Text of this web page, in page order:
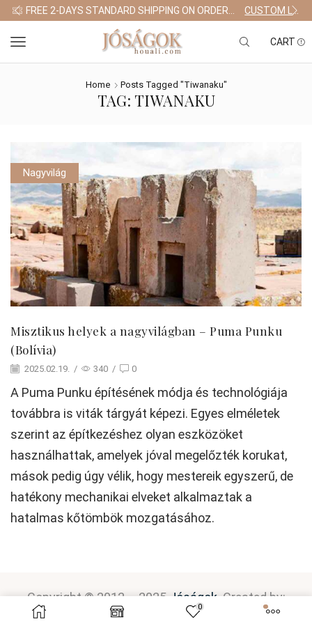
CUSTOM LINK
CART
Home Posts Tagged "Tiwanaku"
TAG: TIWANAKU
Nagyvilág
Misztikus helyek a nagyvilágban – Puma Punku
(Bolívia)
2025.02.19. / 340 / 0
A Puma Punku építésének módja és technológiája
továbbra is viták tárgyát képezi. Egyes elméletek
szerint az építkezéshez olyan eszközöket
használhattak, amelyek jóval megelőzték korukat,
mások pedig úgy vélik, hogy mestereik egyszerű, de
hatékony mechanikai elveket alkalmaztak a
hatalmas kőtömbök mozgatásához.
Copyright © 2012 – 2025Jóságok. Created by:
Platinum esign
0